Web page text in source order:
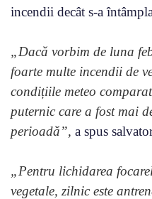
incendii decât s-a
„Dacă vorbim de luna
foarte multe incendii de
condițiile meteo
puternic care a fost mai
perioadă”, a spus
„Pentru lichidarea
vegetale, zilnic este